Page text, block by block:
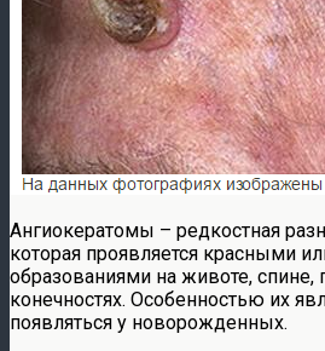
Ангиокератомы – редкостная
которая проявляется красными
образованиями на животе, спине,
конечностях. Особенностью их
появляться у новорожденных.